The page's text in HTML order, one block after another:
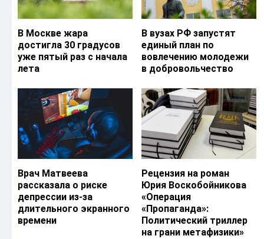
В Москве жара
достигла 30 градусов
уже пятый раз с начала
лета
В вузах РФ запустят
единый план по
вовлечению молодежи
в добровольчество
Врач Матвеева
рассказала о риске
депрессии из-за
длительного экранного
времени
Рецензия на роман
Юрия Воскобойникова
«Операция
«Пропаганда»:
Политический триллер
на грани метафизики»